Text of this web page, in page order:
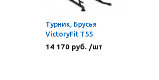
Турник, Брусья
VictoryFit T55
14 170 руб. /шт